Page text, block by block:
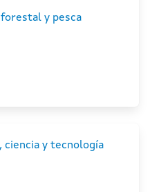
y pesca
ciencia y tecnología